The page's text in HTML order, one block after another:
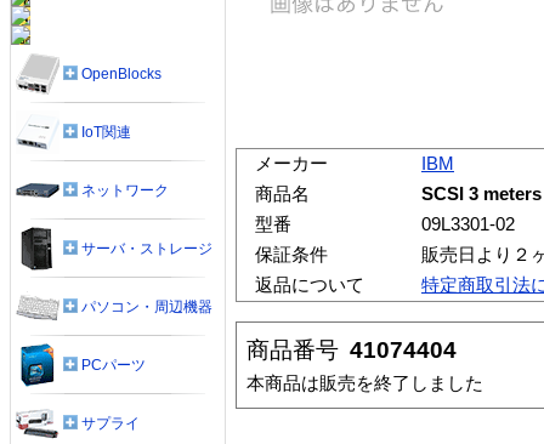
メーカー
IBM
商品名
SCSI 3
型番
09L3301-02
保証条件
販売日より２
返品について
特定商取引法
商品番号 41074404
本商品は販売を終了しました
OpenBlocks
IoT関連
ネットワーク
サーバ・ストレージ
パソコン・周辺機器
PCパーツ
サプライ